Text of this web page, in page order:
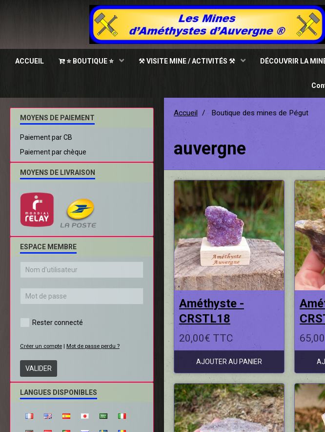
ACCUEIL ⭐ BOUTIQUE ⭐ ⚒ VISITE MINE / ACTIVITÉS ⚒ DÉCOUVRIR LA
Accueil Boutique des mines de Pégut
auvergne
Améthyste -
CRSTL18
20,00€ TTC
AJOUTER AU PANIER
MOYENS DE PAIEMENT
Paiement par CB
Paiement par chèque
MOYENS DE LIVRAISON
ESPACE MEMBRE
Rester connecté
Créer un compte | Mot de passe perdu ?
VALIDER
LANGUES DISPONIBLES